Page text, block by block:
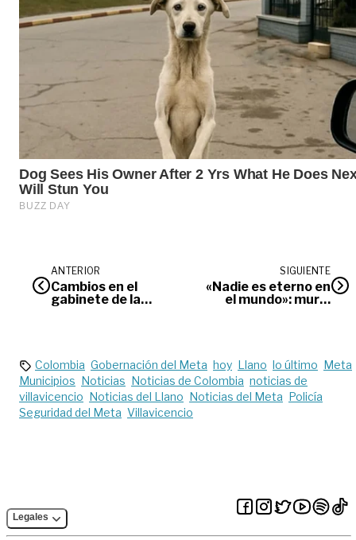
ANTERIOR
Cambios en el
gabinete de la
SIGUIENTE
«Nadie es eterno en
el mundo»: murió
Colombia Gobernación del Meta hoy Llano lo último Meta
Municipios Noticias Noticias de Colombia noticias de
villavicencio Noticias del Llano Noticias del Meta Policía
Seguridad del Meta Villavicencio
Legales